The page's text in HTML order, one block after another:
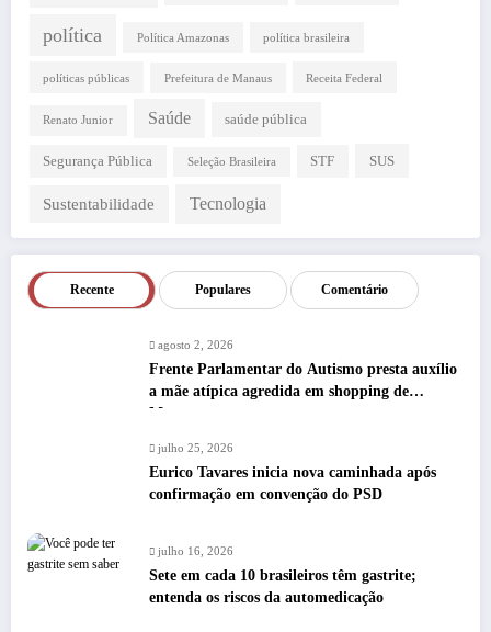
política Política Amazonas política brasileira
políticas públicas Prefeitura de Manaus Receita Federal
Renato Junior Saúde saúde pública
Segurança Pública Seleção Brasileira STF SUS
Sustentabilidade Tecnologia
Recente Populares Comentário
agosto 2, 2026
Frente Parlamentar do Autismo presta auxílio
a mãe atípica agredida em shopping de
Manaus
julho 25, 2026
Eurico Tavares inicia nova caminhada após
confirmação em convenção do PSD
julho 16, 2026
Sete em cada 10 brasileiros têm gastrite;
entenda os riscos da automedicação